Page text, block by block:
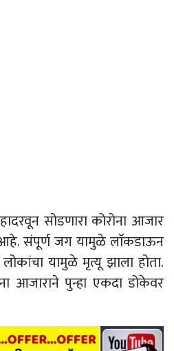
सोडणारा कोरोना आजार
संपूर्ण जग यामुळे लाॅकडाऊन
यामुळे मृत्यू झाला होता.
आजाराने पुन्हा एकदा डोकेवर